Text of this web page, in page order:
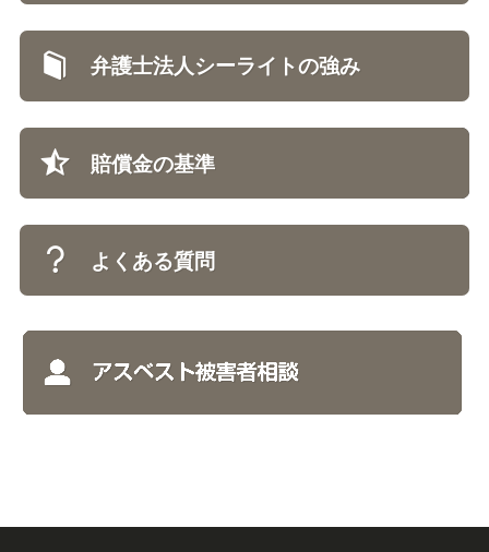
弁護士法人シーライトの強み
賠償金の基準
よくある質問